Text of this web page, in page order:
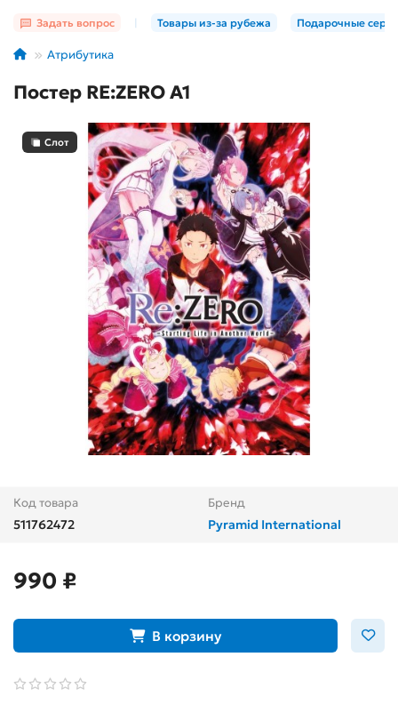
Задать вопрос Товары из-за рубежа Подарочные
Атрибутика
Постер RE:ZERO А1
Слот
Код товара
511762472
Бренд
Pyramid International
990 ₽
В корзину